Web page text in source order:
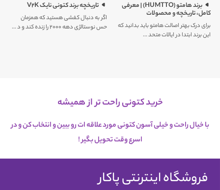
برند هامتو (HUMTTO) | معرفی
کامل، تاریخچه و محصولات
برای درک بهتر اصالت هامتو باید بدانید که
این برند ابتدا در ایالات متحد ...
تاریخچه برند کتونی نایک V2K
اگر به دنبال کفشی هستید که همزمان
حس نوستالژی دهه ۲۰۰۰ را زنده کند و د ...
خرید کتونی راحت تر از همیشه
با خیال راحت و خیلی آسون کتونی مورد علاقه ات رو ببین و انتخاب کن و در
اسرعوقت تحویل بگیر !
فروشگاه اینترنتی پاکار